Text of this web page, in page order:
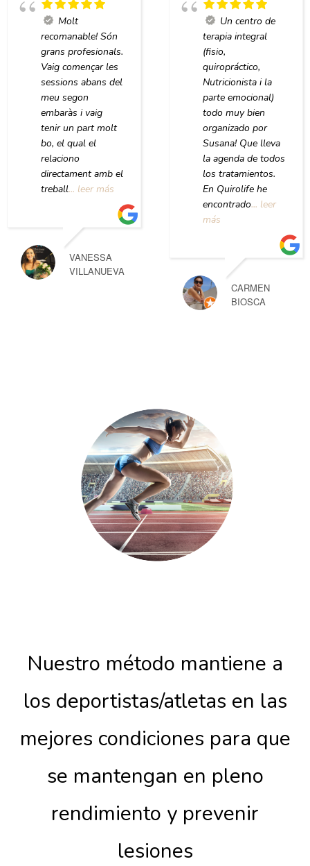
Molt
recomanable! Són
grans profesionals.
Vaig començar les
sessions abans del
meu segon
embaràs i vaig
tenir un part molt
bo, el qual el
relaciono
directament amb el
treball... leer más
VANESSA
VILLANUEVA
Un centro de
terapia integral
(fisio,
quiropráctico,
Nutricionista i la
parte emocional)
todo muy bien
organizado por
Susana! Que lleva
la agenda de todos
los tratamientos.
En Quirolife he
encontrado... leer
más
CARMEN
BIOSCA
Nuestro método mantiene a
los deportistas/atletas en las
mejores condiciones para que
se mantengan en pleno
rendimiento y prevenir
lesiones